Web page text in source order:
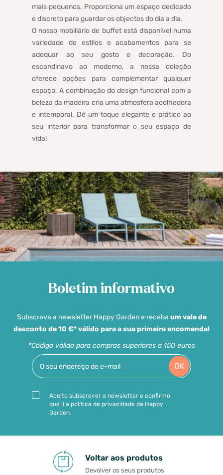
mais pequenos. Proporciona um espaço dedicado
e discreto para guardar os objectos do dia a dia.
O nosso mobiliário de buffet está disponível numa
variedade de estilos e acabamentos para se
adequar ao seu gosto e decoração. Do
escandinavo ao moderno, a nossa coleção
oferece opções para complementar qualquer
espaço. A combinação do design funcional com a
beleza da madeira cria uma atmosfera acolhedora
e intemporal. Dê um toque elegante e prático ao
seu interior para transformar o seu espaço de
vida!
Boletim informativo
Subscreva a newsletter Happy Garden e receba um vale de
desconto de 10 €* válido para a sua primeira encomenda!
*Código válido para compras superiores a 150 euros
OK
Aceito subscrever a newsletter e confirmo
que li a política de privacidade da Happy
Garden.
Voltar aos produtos
Devolver os seus produtos